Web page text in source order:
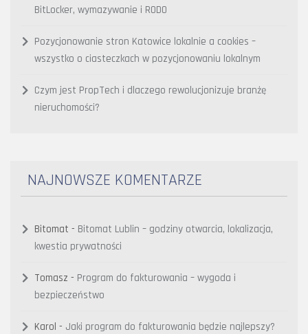
BitLocker, wymazywanie i RODO
Pozycjonowanie stron Katowice lokalnie a cookies –
wszystko o ciasteczkach w pozycjonowaniu lokalnym
Czym jest PropTech i dlaczego rewolucjonizuje branżę
nieruchomości?
NAJNOWSZE KOMENTARZE
Bitomat - Bitomat Lublin – godziny otwarcia, lokalizacja,
kwestia prywatności
Tomasz - Program do fakturowania – wygoda i
bezpieczeństwo
Karol - Jaki program do fakturowania będzie najlepszy?